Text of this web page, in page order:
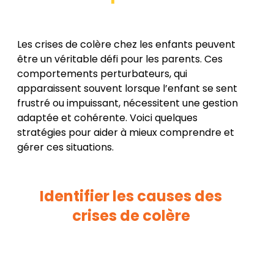
Les crises de colère chez les enfants peuvent
être un véritable défi pour les parents. Ces
comportements perturbateurs, qui
apparaissent souvent lorsque l’enfant se sent
frustré ou impuissant, nécessitent une gestion
adaptée et cohérente. Voici quelques
stratégies pour aider à mieux comprendre et
gérer ces situations.
Identifier les causes des
crises de colère